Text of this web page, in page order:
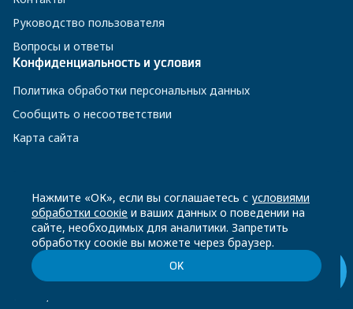
Руководство пользователя
Вопросы и ответы
Конфиденциальность и условия
Политика обработки персональных данных
Сообщить о несоответствии
Карта сайта
8 800 200-23-56
Чат-бот в Телеграм
Нажмите «ОК», если вы соглашаетесь с условиями
обработки соокіе и ваших данных о поведении на
сайте, необходимых для аналитики. Запретить
обработку соокіе вы можете через браузер.
ОК